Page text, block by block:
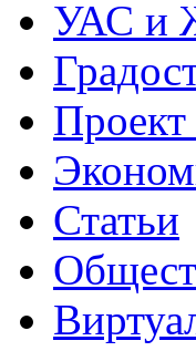
УАС и
Проект
Статьи